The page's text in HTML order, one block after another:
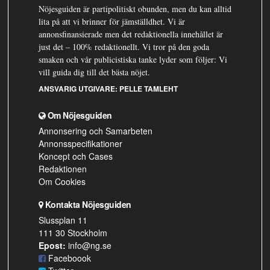
Nöjesguiden är partipolitiskt obunden, men du kan alltid
lita på att vi brinner för jämställdhet. Vi är
annonsfinansierade men det redaktionella innehållet är
just det – 100% redaktionellt. Vi tror på den goda
smaken och vår publicistiska tanke lyder som följer: Vi
vill guida dig till det bästa nöjet.
ANSVARIG UTGIVARE: PELLE TAMLEHT
Om Nöjesguiden
Annonsering och Samarbeten
Annonsspecifikationer
Koncept och Cases
Redaktionen
Om Cookies
Kontakta Nöjesguiden
Slussplan 11
111 30 Stockholm
Epost: info@ng.se
Faceboook